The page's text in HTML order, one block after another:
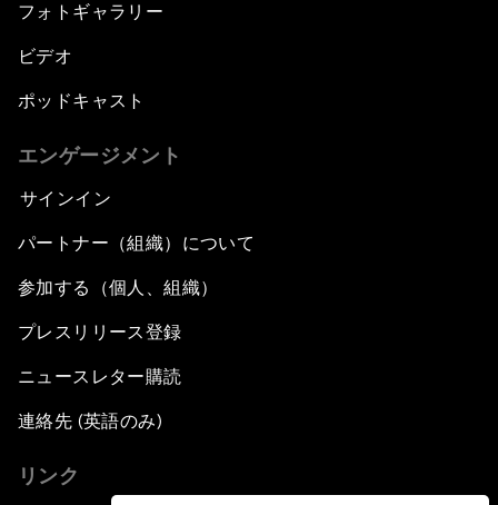
フォトギャラリー
ビデオ
ポッドキャスト
エンゲージメント
サインイン
パートナー（組織）について
参加する（個人、組織）
プレスリリース登録
ニュースレター購読
連絡先 (英語のみ)
リンク